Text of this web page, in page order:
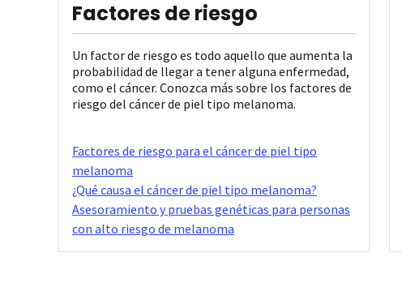
Factores de riesgo
Un factor de riesgo es todo aquello que aumenta la
probabilidad de llegar a tener alguna enfermedad,
como el cáncer. Conozca más sobre los factores de
riesgo del cáncer de piel tipo melanoma.
Factores de riesgo para el cáncer de piel tipo
melanoma
¿Qué causa el cáncer de piel tipo melanoma?
Asesoramiento y pruebas genéticas para personas
con alto riesgo de melanoma